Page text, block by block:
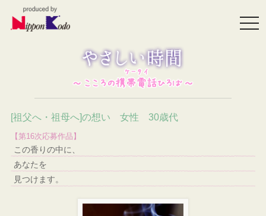
[祖父へ・祖母へ]の想い 女性 30歳代
【第16次応募作品】
この香りの中に、
あなたを
見つけます。